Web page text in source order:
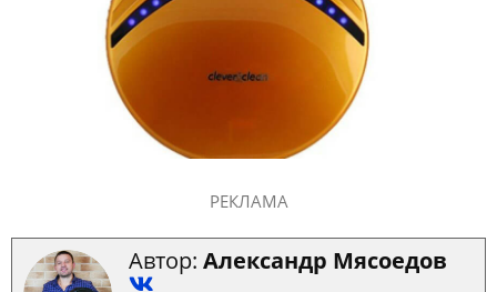
РЕКЛАМА
Автор: Александр Мясоедов